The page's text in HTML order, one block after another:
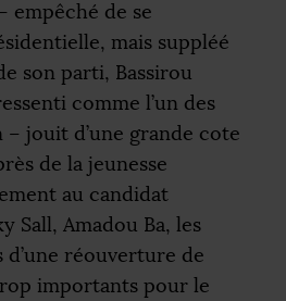
empêché de se
mais suppléé
son parti, Bassirou
comme l’un des
jouit d’une grande cote
de la jeunesse
au candidat
Sall, Amadou Ba, les
réouverture de
importants pour le